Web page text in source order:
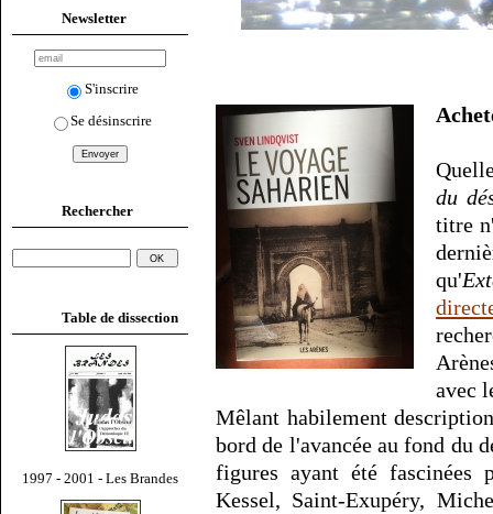
Newsletter
S'inscrire
Se désinscrire
Rechercher
Table de dissection
1997 - 2001 - Les Brandes
du
titre
qu'
avec
Mêlant habilement
bord de l'avancée au fond du
figures ayant été fascinées
Kessel, Saint-Exupéry,